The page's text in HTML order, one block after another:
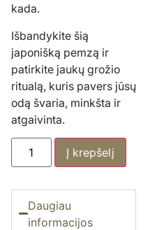
kada.
Išbandykite šią
japonišką pemzą ir
patirkite jaukų grožio
ritualą, kurispaversjūsų
odą švaria, minkšta ir
atgaivinta.
Į krepšelį
Daugiau
informacijos